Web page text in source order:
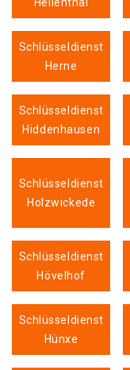
Schlüsseldienst
Herne
Schlüsseldienst
Hiddenhausen
Schlüsseldienst
Holzwickede
Schlüsseldienst
Hövelhof
Schlüsseldienst
Hünxe